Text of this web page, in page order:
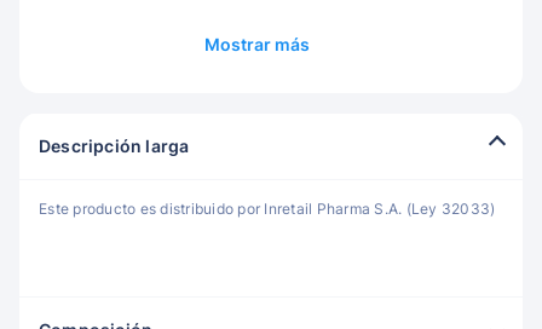
Mostrar más
Descripción larga
Este producto es distribuido por Inretail Pharma S.A. (Ley 32033)